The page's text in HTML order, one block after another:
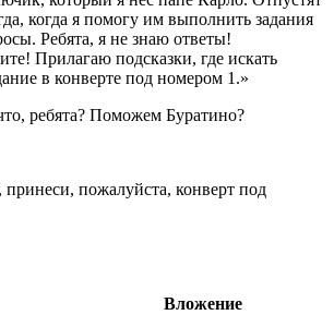
когда я помогу им выполнить задания
Ребята, я не знаю ответы!
Прилагаю подсказки, где искать
в конверте под номером 1.»
ребята? Поможем Буратино?
пожалуйста, конверт под
Вложение